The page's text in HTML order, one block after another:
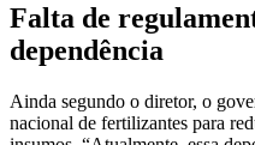
Falta de
dependência
Ainda segundo o diretor, o
nacional de fertilizantes para